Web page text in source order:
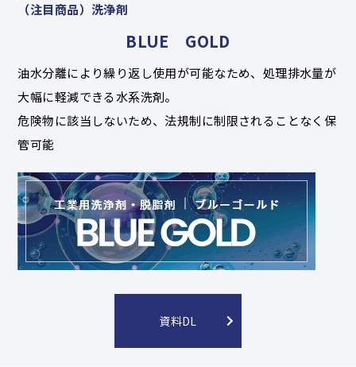
（注目商品）洗浄剤
BLUE GOLD
油水分離により繰り返し使用が可能なため、処理排水量が
大幅に軽減できる水系洗剤。
危険物に該当しないため、法規制に制限されることなく保
管可能
資料DL